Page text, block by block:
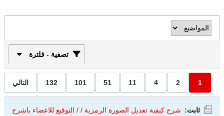
تصفية - فلترة
1
2
4
11
51
101
132 التالي
ثابت: شرح كيفية تعديل الصورة الرمزية / / التوقيع للاعضاء باشرح